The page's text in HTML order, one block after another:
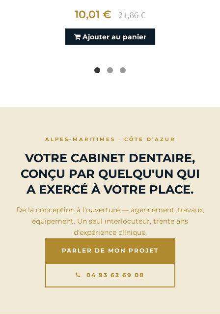
10,01 € 21,86 €
Ajouter au panier
ALPES-MARITIMES · CÔTE D'AZUR
VOTRE CABINET DENTAIRE,
CONÇU PAR QUELQU'UN QUI
A EXERCÉ À VOTRE PLACE.
De la conception à l'ouverture — agencement, travaux,
équipement. Un seul interlocuteur, trente ans
d'expérience clinique.
PARLER DE MON PROJET
04 93 62 69 08